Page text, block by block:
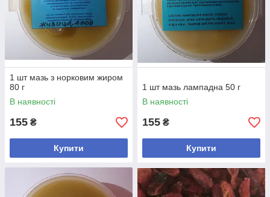
1 шт мазь з норковим жиром
80 г
В наявності
155 ₴
Купити
1 шт мазь лампадна 50 г
В наявності
155 ₴
Купити